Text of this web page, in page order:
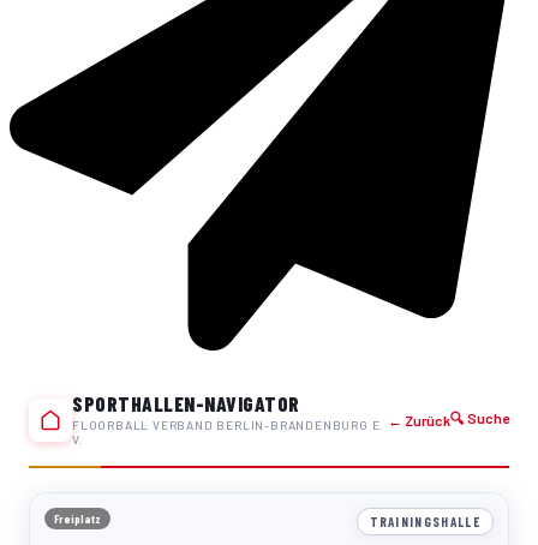
SPORTHALLEN-NAVIGATOR
FLOORBALL VERBAND BERLIN-BRANDENBURG E.
V.
← Zurück🔍 Suche
TRAININGSHALLE
Freiplatz